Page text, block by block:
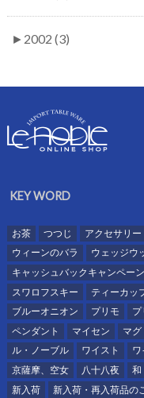
► 2002 (3)
KEY WORD
お茶 つつじ アクセサリー
ウィーンのバラ
ウェッジウ
キャッシュバックキャンペーン
スワロフスキー
ティーカッ
ブルーオニオン
プリモ プ
ペンダント
マイセン マグ
ル・ノーブル
ワイスト
京薩摩、空女
八十八夜 和
新入荷
新入荷・再入荷品の